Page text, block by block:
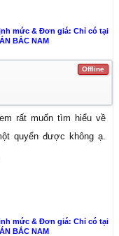
giáo trình này,
nội dung các văn
chủ yếu vào các
như cung cấp cho
hoạt động đấu
tế xây dựng. Đồng
mức & Đơn giá: Chỉ có tại
BẮC NAM
Offline
rất muốn tìm hiểu về
quyển được không ạ.
mức & Đơn giá: Chỉ có tại
BẮC NAM